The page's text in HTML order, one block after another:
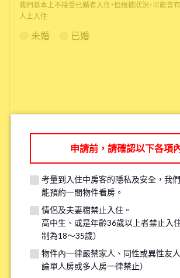
我們基本上不接受已婚者入住，但根據狀況，可能會
人士入住
未婚 已婚
根據您的需求，我們可能會
他更適合的物件。
考量現有住戶的安全與隱私，每人原則上僅
若您的需求與其他物件匹配，我們將在看房
額外選項，請填寫下方資訊以供參考。
申請前，請確認以下各項
考量到入住中房客的隱私及安全，我
能預約一間物件看房。
情侶及夫妻檔禁止入住。
高中生、或是年齡36歲以上者禁止入
制為18～35歲）
物件內一律嚴禁家人、同性或異性友
論單人房或多人房一律禁止）